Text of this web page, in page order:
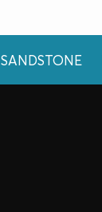
SANDSTONE